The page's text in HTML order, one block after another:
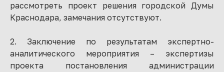
рассмотреть проект решения городской Думы
Краснодара, замечания отсутствуют.
2. Заключение по результатам экспертно-
аналитического мероприятия – экспертизы
проекта постановления администрации